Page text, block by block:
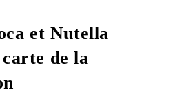
et Nutella
de la